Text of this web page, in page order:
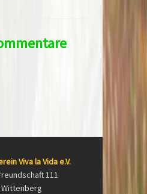
Viva la Vida e.V.
111